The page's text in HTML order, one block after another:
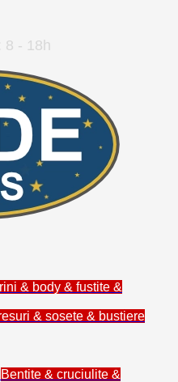
- 18h
& body & fustite &
& sosete & bustiere
Bentite & cruciulite &